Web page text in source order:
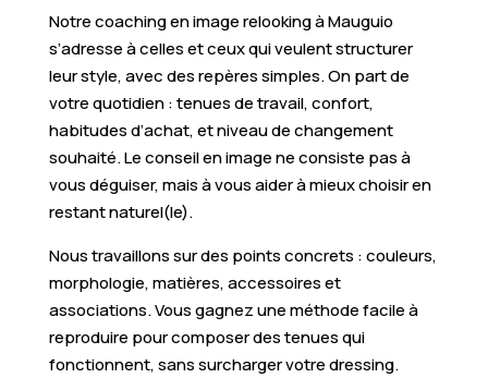
Notre coaching en image relooking à Mauguio
s’adresse à celles et ceux qui veulent structurer
leur style, avec des repères simples. On part de
votre quotidien : tenues de travail, confort,
habitudes d’achat, et niveau de changement
souhaité. Le conseil en image ne consiste pas à
vous déguiser, mais à vous aider à mieux choisir en
restant naturel(le).
Nous travaillons sur des points concrets : couleurs,
morphologie, matières, accessoires et
associations. Vous gagnez une méthode facile à
reproduire pour composer des tenues qui
fonctionnent, sans surcharger votre dressing.